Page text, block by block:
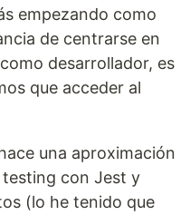
empezando como
de centrarse en
desarrollador, es
que acceder al
una aproximación
testing con Jest y
(lo he tenido que